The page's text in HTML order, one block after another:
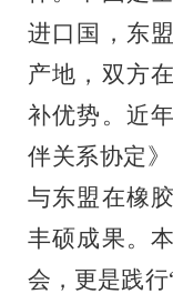
进口国，东
产地 ，双方
补优势。近
伴关系协定》
与东盟在橡
丰硕成果。
会，更是践行